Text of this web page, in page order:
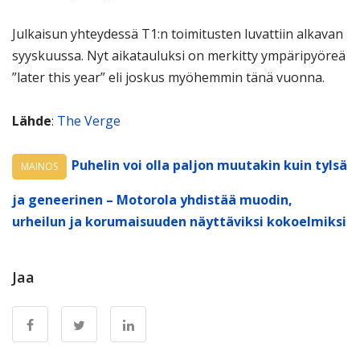
Julkaisun yhteydessä T1:n toimitusten luvattiin alkavan
syyskuussa. Nyt aikatauluksi on merkitty ympäripyöreä
”later this year” eli joskus myöhemmin tänä vuonna.
Lähde: The Verge
MAINOS
Puhelin voi olla paljon muutakin kuin tylsä
ja geneerinen – Motorola yhdistää muodin,
urheilun ja korumaisuuden näyttäviksi kokoelmiksi
Jaa